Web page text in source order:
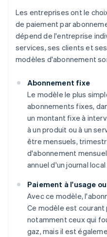
Les entreprises ont le
de paiement par
dépend de l'entreprise
services, ses clients et
modèles d'abonnement
Abonnement fixe
Le modèle le plus
abonnements fixes,
un montant fixe à
à un produit ou à un
être mensuels,
d'abonnement
annuel d'un journal
Paiement à l'usage
Avec ce modèle,
Ce modèle est courant
notamment ceux qui
gaz, mais il est